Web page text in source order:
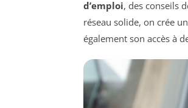
d’emploi, des conseils
réseau solide, on crée
également son accès à